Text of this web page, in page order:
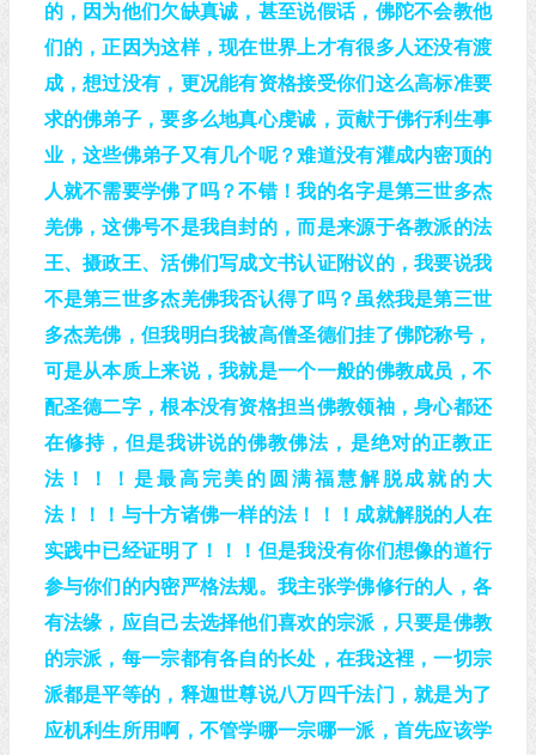
的，因为他们欠缺真诚，甚至说假话，佛陀不会教他
们的，正因为这样，现在世界上才有很多人还没有渡
成，想过没有，更况能有资格接受你们这么高标准要
求的佛弟子，要多么地真心虔诚，贡献于佛行利生事
业，这些佛弟子又有几个呢？难道没有灌成内密顶的
人就不需要学佛了吗？不错！我的名字是第三世多杰
羌佛，这佛号不是我自封的，而是来源于各教派的法
王、摄政王、活佛们写成文书认证附议的，我要说我
不是第三世多杰羌佛我否认得了吗？虽然我是第三世
多杰羌佛，但我明白我被高僧圣德们挂了佛陀称号，
可是从本质上来说，我就是一个一般的佛教成员，不
配圣德二字，根本没有资格担当佛教领袖，身心都还
在修持，但是我讲说的佛教佛法，是绝对的正教正
法！！！是最高完美的圆满福慧解脱成就的大
法！！！与十方诸佛一样的法！！！成就解脱的人在
实践中已经证明了！！！但是我没有你们想像的道行
参与你们的内密严格法规。我主张学佛修行的人，各
有法缘，应自己去选择他们喜欢的宗派，只要是佛教
的宗派，每一宗都有各自的长处，在我这裡，一切宗
派都是平等的，释迦世尊说八万四千法门，就是为了
应机利生所用啊，不管学哪一宗哪一派，首先应该学